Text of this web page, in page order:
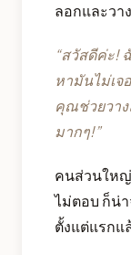
ลอกและว
“สวัสดีค่ะ!
หามันไม่เ
คุณช่วยวา
มากๆ!”
คนส่วนใหญ่
ไม่ตอบ ก็น่
ตั้งแต่แรกแ